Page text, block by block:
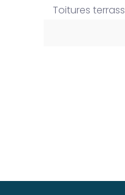
Toitures